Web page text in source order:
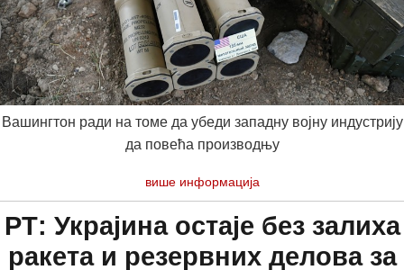
Вашингтон ради на томе да убеди западну војну индустрију
да повећа производњу
више информација
РТ: Украјина остаје без залиха
ракета и резервних делова за